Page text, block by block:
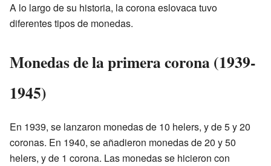
A lo largo de su historia, la corona eslovaca tuvo
diferentes tipos de monedas.
Monedas de la primera corona (1939-
1945)
En 1939, se lanzaron monedas de 10 helers, y de 5 y 20
coronas. En 1940, se añadieron monedas de 20 y 50
helers, y de 1 corona. Las monedas se hicieron con